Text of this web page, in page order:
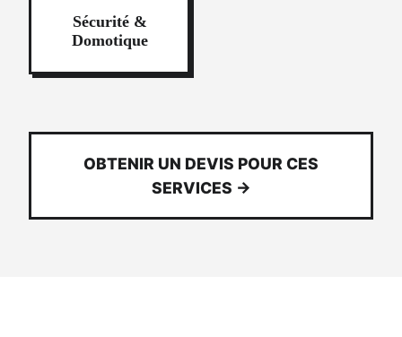
Sécurité &
Domotique
OBTENIR UN DEVIS POUR CES
SERVICES →